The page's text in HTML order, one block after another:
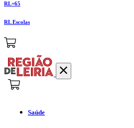
RL+65
RL Escolas
Saúde